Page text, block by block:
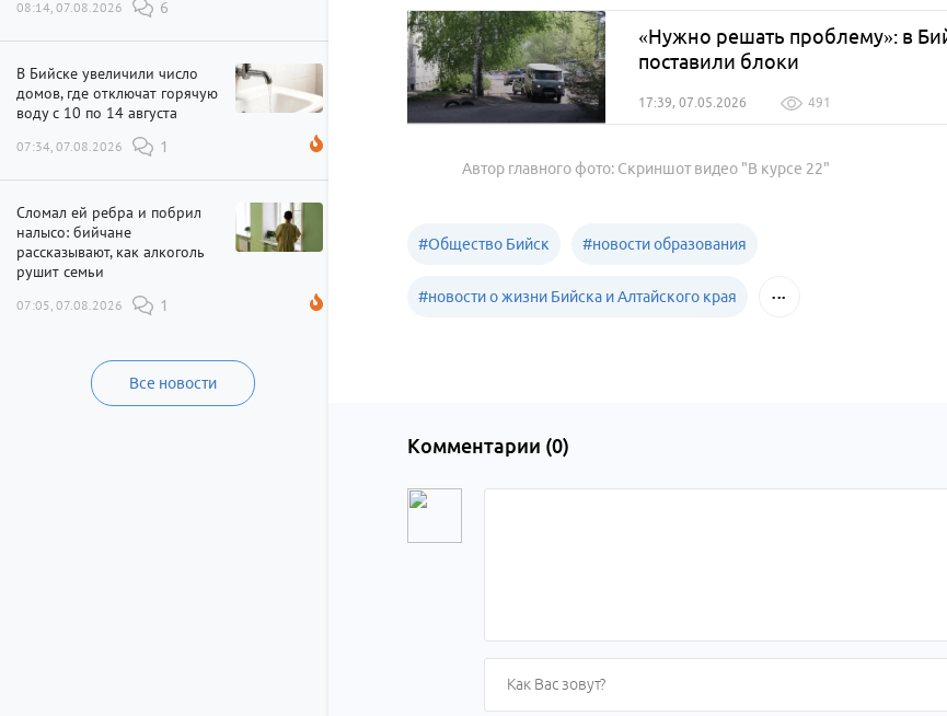
08:14, 07.08.2026 6
В Бийске увеличили число
домов, где отключат горячую
воду с 10 по 14 августа
07:34, 07.08.2026 1
Сломал ей ребра и побрил
налысо: бийчане
рассказывают, как алкоголь
рушит семьи
07:05, 07.08.2026 1
Все новости
«Нужно решать проблему»: в
поставили блоки
17:39, 07.05.2026 491
Автор главного фото: Скриншот видео "В курсе 22"
#Общество Бийск #новости образования
#новости о жизни Бийска и Алтайского края
Комментарии (0)